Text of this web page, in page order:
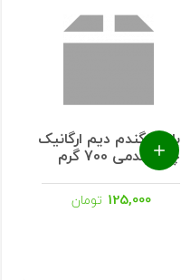
بلغور گندم دیم ارگانیک
چتر گندمی 700 گرم
125,000 تومان